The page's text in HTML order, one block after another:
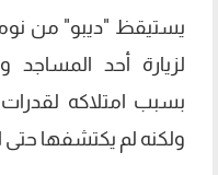
يستيقظ "ديبو" من
لزيارة أحد المساجد
بسبب امتلاكه
ولكنه لم يكتشفها